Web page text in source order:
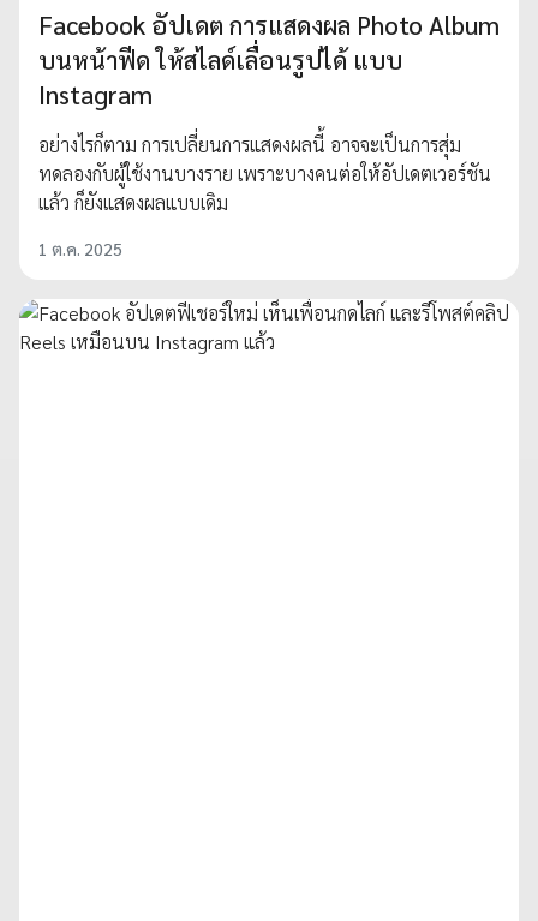
Facebook อัปเดต การแสดงผล Photo Album
บนหน้าฟีด ให้สไลด์เลื่อนรูปได้ แบบ
Instagram
อย่างไรก็ตาม การเปลี่ยนการแสดงผลนี้ อาจจะเป็นการสุ่ม
ทดลองกับผู้ใช้งานบางราย เพราะบางคนต่อให้อัปเดตเวอร์ชัน
แล้ว ก็ยังแสดงผลแบบเดิม
1 ต.ค. 2025